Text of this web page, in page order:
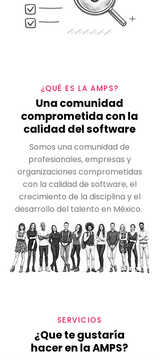
¿QUÉ ES LA AMPS?
Una comunidad
comprometida con la
calidad del software
Somos una comunidad de
profesionales, empresas y
organizaciones comprometidas
con la calidad de software, el
crecimiento de la disciplina y el
desarrollo del talento en México.
SERVICIOS
¿Que te gustaría
hacer en la AMPS?